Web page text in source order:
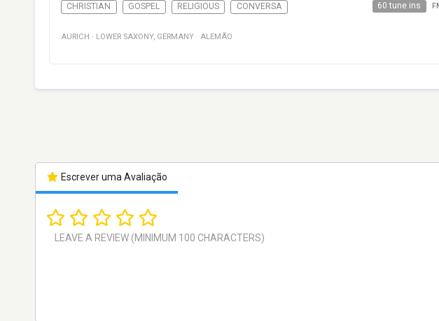
CHRISTIAN GOSPEL RELIGIOUS CONVERSA 60 tune ins
AURICH · LOWER SAXONY, GERMANY · ALEMÃO
Escrever uma Avaliação